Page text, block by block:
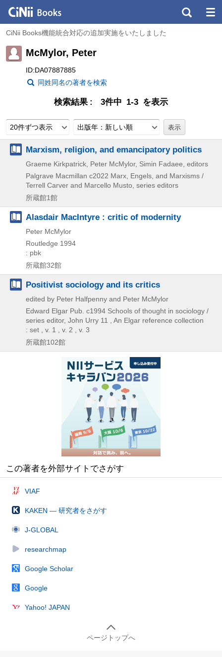
CiNii Books機能統合対応の追加実施をいたしました
McMylor, Peter
ID:DA07887885
同姓同名の著者を検索
検索結果 3件中 1-3 を表示
20件ずつ表示 出版年：新しい順
Marxism, religion, and emancipatory politics
Graeme Kirkpatrick, Peter McMylor, Simin Fadaee, editors
Palgrave Macmillan c2022 Marx, Engels, and Marxisms /
Terrell Carver and Marcello Musto, series editors
所蔵館1館
Alasdair MacIntyre : critic of modernity
Peter McMylor
Routledge 1994
: pbk
所蔵館32館
Positivist sociology and its critics
edited by Peter Halfpenny and Peter McMylor
Edward Elgar Pub. c1994 Schools of thought in sociology /
series editor, John Urry 11 , An Elgar reference collection
: set , v. 1 , v. 2 , v. 3
所蔵館102館
この著者を外部サイトでさがす
VIAF
KAKEN — 研究者をさがす
J-GLOBAL
researchmap
Google Scholar
Google
Yahoo! JAPAN
ページトップへ